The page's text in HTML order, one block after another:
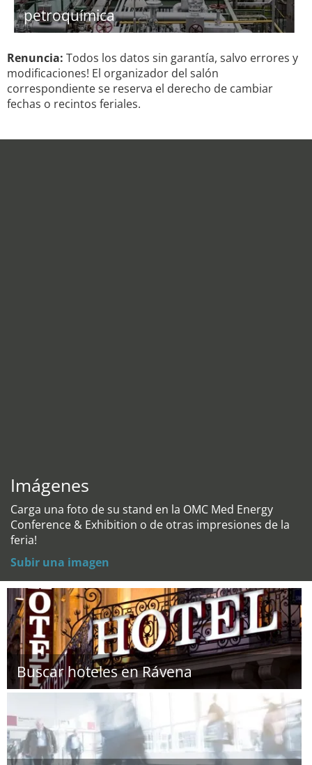
petroquímica
Renuncia: Todos los datos sin garantía, salvo errores y
modificaciones! El organizador del salón
correspondiente se reserva el derecho de cambiar
fechas o recintos feriales.
Imágenes
Carga una foto de su stand en la OMC Med Energy
Conference & Exhibition o de otras impresiones de la
feria!
Subir una imagen
Buscar hoteles en Rávena